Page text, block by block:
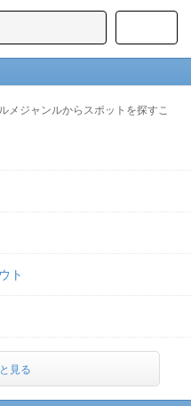
メジャンルからスポットを探すこ
ト
見る